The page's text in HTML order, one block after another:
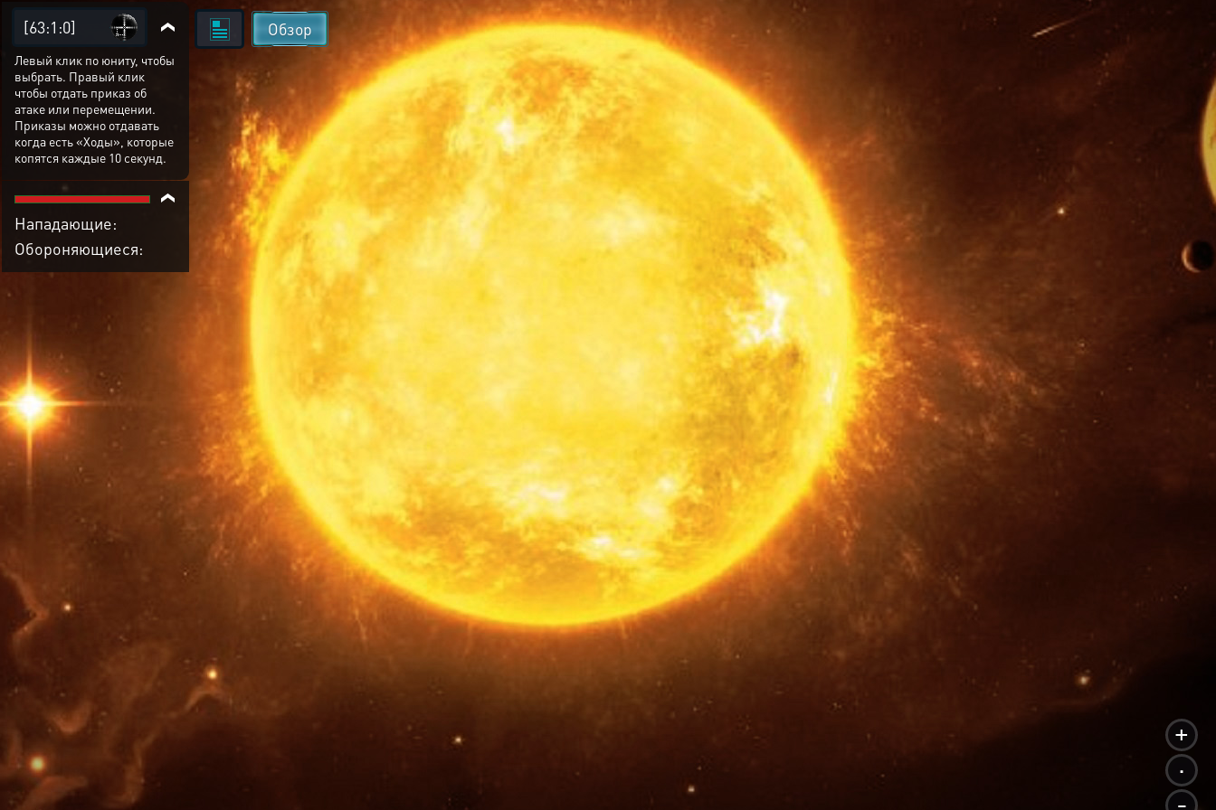
+
.
-
Обзор
[63:1:0]
Левый клик по юниту, чтобы
выбрать. Правый клик
чтобы отдать приказ об
атаке или перемещении.
Приказы можно отдавать
когда есть «Ходы», которые
копятся каждые 10 секунд.
Нападающие:
Обороняющиеся: